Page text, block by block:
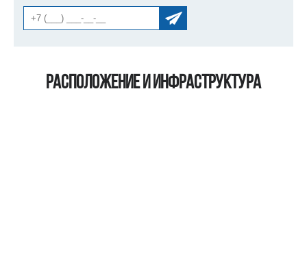
Расположение и инфраструктура